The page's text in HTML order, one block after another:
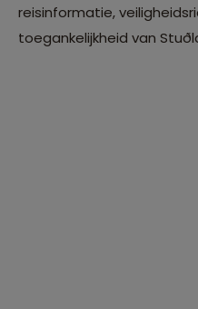
reisinformatie,
toegankelijkheid van